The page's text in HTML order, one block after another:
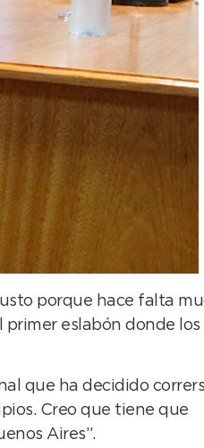
porque hace falta
eslabón donde los
que ha decidido
Creo que tiene que
Aires”.